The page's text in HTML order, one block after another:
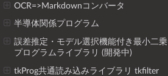
OCR=>Markdownコンバータ
半導体関係プログラム
誤差推定・モデル選択機能付き最小二乗
プログラムライブラリ (開発中)
tkProg共通読み込みライブラリ tkfilter